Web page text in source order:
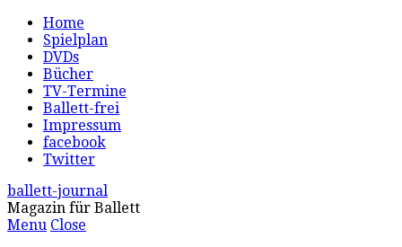
Home
Spielplan
DVDs
Bücher
TV-Termine
Ballett-frei
Impressum
facebook
Twitter
ballett-journal
Magazin für Ballett
Menu Close